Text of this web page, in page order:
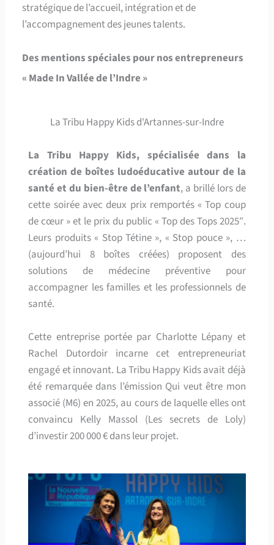
stratégique de l’accueil, intégration et de
l’accompagnement des jeunes talents.
Des mentions spéciales pour nos entrepreneurs
« Made In Vallée de l’Indre »
La Tribu Happy Kids d'Artannes-sur-Indre
La Tribu Happy Kids, spécialisée dans la
création de boîtes ludoéducative autour de la
santé et du bien-être de l’enfant, a brillé lors de
cette soirée avec deux prix remportés « Top coup
de cœur » et le prix du public « Top des Tops 2025″.
Leurs produits « Stop Tétine », « Stop pouce », …
(aujourd’hui 8 boîtes créées) proposent des
solutions de médecine préventive pour
accompagner les familles et les professionnels de
santé.
Cette entreprise portée par Charlotte Lépany et
Rachel Dutordoir incarne cet entrepreneuriat
engagé et innovant. La Tribu Happy Kids avait déjà
été remarquée dans l’émission Qui veut être mon
associé (M6) en 2025, au cours de laquelle elles ont
convaincu Kelly Massol (Les secrets de Loly)
d’investir 200 000 € dans leur projet.